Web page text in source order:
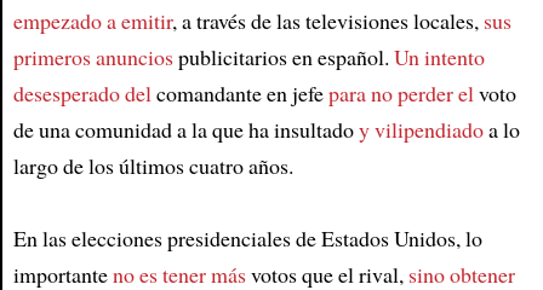
empezado a emitir, a través de las televisiones locales, sus
primeros anunciospublicitarios en español. Un intento
desesperado delcomandante en jefepara no perder elvoto
de una comunidad a la que ha insultadoy vilipendiadoa lo
largo de los últimos cuatro años.
En las elecciones presidenciales de Estados Unidos, lo
importanteno es tener másvotos que el rival, sino obtener